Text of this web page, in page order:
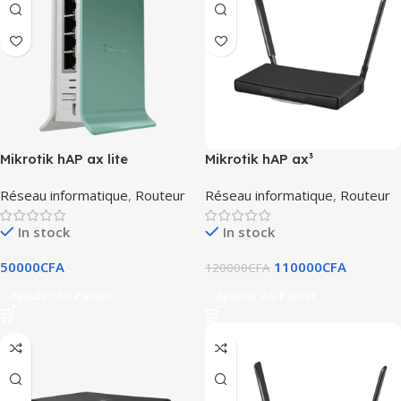
Mikrotik hAP ax lite
Réseau informatique, Routeur
In stock
50000CFA
Mikrotik hAP ax³
Réseau informatique, Routeur
In stock
120000CFA 110000CFA